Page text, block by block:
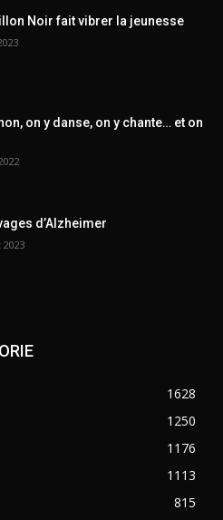
Noir fait vibrer la jeunesse
on y danse, on y chante… et on
d’Alzheimer
1628
1250
1176
1113
815